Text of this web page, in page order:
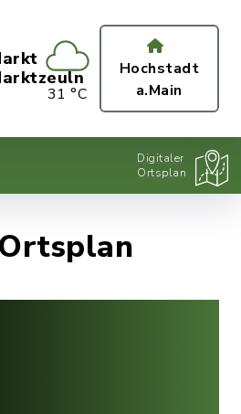
31 °C
Hochstadt
a.Main
Digitaler
Ortsplan